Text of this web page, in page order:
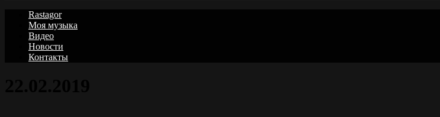
Rastagor
Моя музыка
Видео
Новости
Контакты